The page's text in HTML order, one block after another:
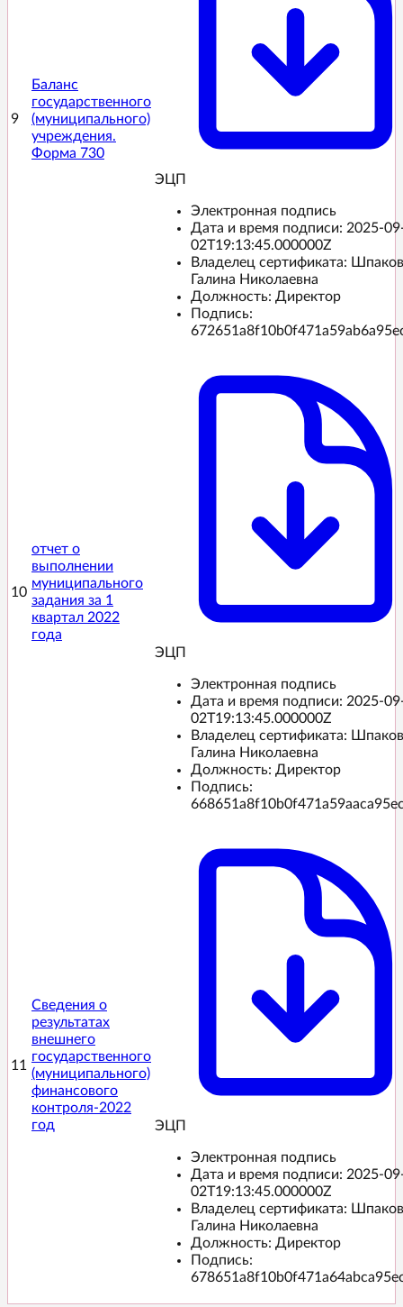
9
Баланс
государственного
(муниципального)
учреждения.
Форма 730
ЭЦП️
Электронная подпись
Дата и время подписи: 2025-
02T19:13:45.000000Z
Владелец сертификата:
Галина Николаевна
Должность: Директор
Подпись:
10
отчет о
выполнении
муниципального
задания за 1
квартал 2022
года
ЭЦП️
Электронная подпись
Дата и время подписи: 2025-
02T19:13:45.000000Z
Владелец сертификата:
Галина Николаевна
Должность: Директор
Подпись:
11
Сведения о
результатах
внешнего
государственного
(муниципального)
финансового
контроля-2022
год
ЭЦП️
Электронная подпись
Дата и время подписи: 2025-
02T19:13:45.000000Z
Владелец сертификата:
Галина Николаевна
Должность: Директор
Подпись: